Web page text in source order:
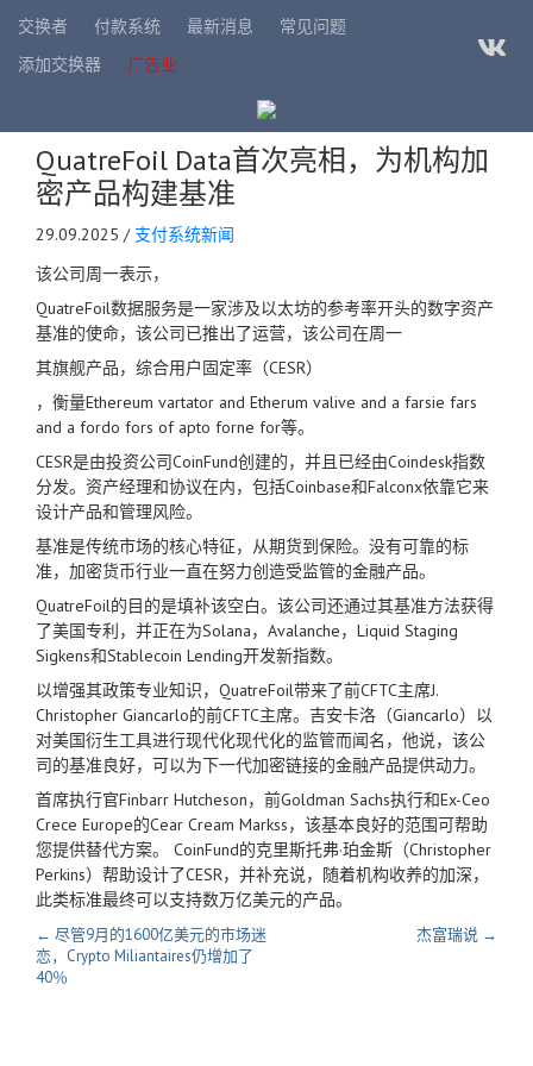
交换者 付款系统 最新消息
常见问题
添加交换器
广告业
QuatreFoil Data首次亮相，为机构加
密产品构建基准
29.09.2025 / 支付系统新闻
该公司周一表示，
QuatreFoil数据服务是一家涉及以太坊的参考率开头的数字资产
基准的使命，该公司已推出了运营，该公司在周一
其旗舰产品，综合用户固定率（CESR）
，衡量Ethereum vartator and Etherum valive and a farsie fars
and a fordo fors of apto forne for等。
CESR是由投资公司CoinFund创建的，并且已经由Coindesk指数
分发。资产经理和协议在内，包括Coinbase和Falconx依靠它来
设计产品和管理风险。
基准是传统市场的核心特征，从期货到保险。没有可靠的标
准，加密货币行业一直在努力创造受监管的金融产品。
QuatreFoil的目的是填补该空白。该公司还通过其基准方法获得
了美国专利，并正在为Solana，Avalanche，Liquid Staging
Sigkens和Stablecoin Lending开发新指数。
以增强其政策专业知识，QuatreFoil带来了前CFTC主席J.
Christopher Giancarlo的前CFTC主席。吉安卡洛（Giancarlo）以
对美国衍生工具进行现代化现代化的监管而闻名，他说，该公
司的基准良好，可以为下一代加密链接的金融产品提供动力。
首席执行官Finbarr Hutcheson，前Goldman Sachs执行和Ex-Ceo
Crece Europe的Cear Cream Markss，该基本良好的范围可帮助
您提供替代方案。 CoinFund的克里斯托弗·珀金斯（Christopher
Perkins）帮助设计了CESR，并补充说，随着机构收养的加深，
此类标准最终可以支持数万亿美元的产品。
← 尽管9月的1600亿美元的市场迷
恋，Crypto Miliantaires仍增加了
40％
杰富瑞说 →